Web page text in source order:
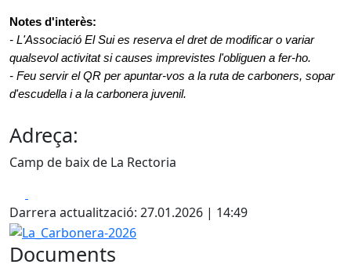
Notes d'interès:
- L'Associació El Sui es reserva el dret de modificar o variar
qualsevol activitat si causes imprevistes l'obliguen a fer-ho.
- Feu servir el QR per apuntar-vos a la ruta de carboners, sopar
d'escudella i a la carbonera juvenil.
Adreça:
Camp de baix de La Rectoria
Darrera actualització: 27.01.2026 | 14:49
La_Carbonera-2026
Documents